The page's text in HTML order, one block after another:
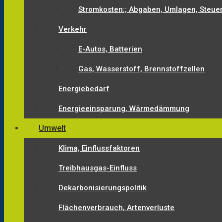
Stromkosten:; Abgaben, Umlagen,
Verkehr
E-Autos, Batterien
Gas, Wasserstoff, Brennstoffzellen
Energiebedarf
Energieeinsparung, Wärmedämmung
Umwelt
Klima, Einflussfaktoren
Treibhausgas-Einfluss
Dekarbonisierungspolitik
Flächenverbrauch, Artenverluste